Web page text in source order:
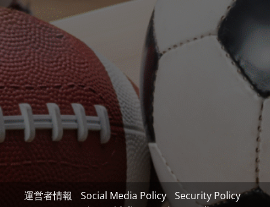
運営者情報 Social Media Policy
Security Policy